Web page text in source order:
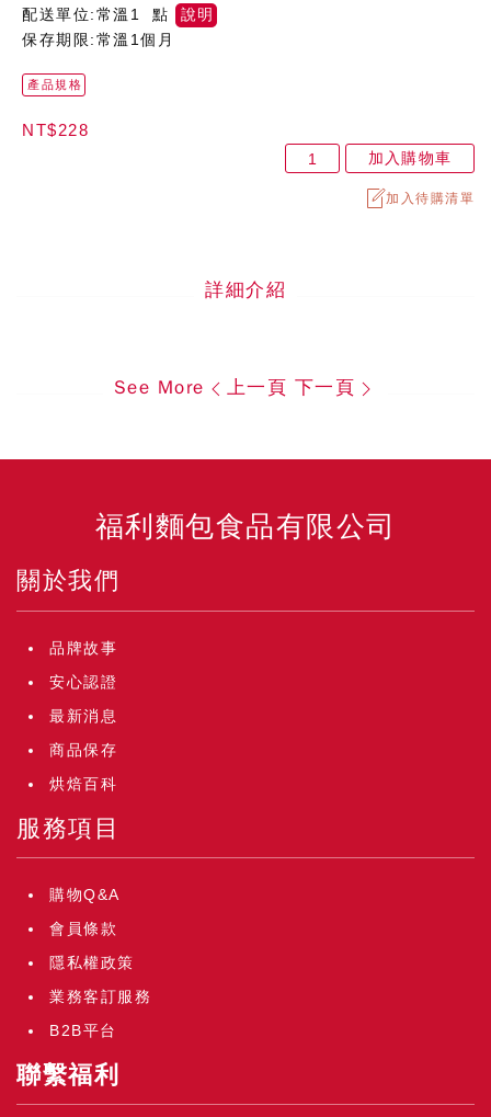
配送單位:常溫1 點
說明
保存期限:常溫1個月
產品規格
NT$228
加入購物車
加入待購清單
詳細介紹
See More 上一頁 下一頁
福利麵包食品有限公司
關於我們
品牌故事
安心認證
最新消息
商品保存
烘焙百科
服務項目
購物Q&A
會員條款
隱私權政策
業務客訂服務
B2B平台
聯繫福利